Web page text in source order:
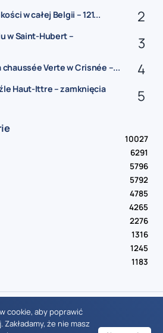
w całej Belgii – 121...
w Saint-Hubert –
Verte w Crisnée –...
Haut-Ittre – zamknięcia
10027
6291
5796
5792
4785
4265
2276
1316
1245
1183
All Right Reserved 2016-2026
cookie, aby poprawić
że nie masz